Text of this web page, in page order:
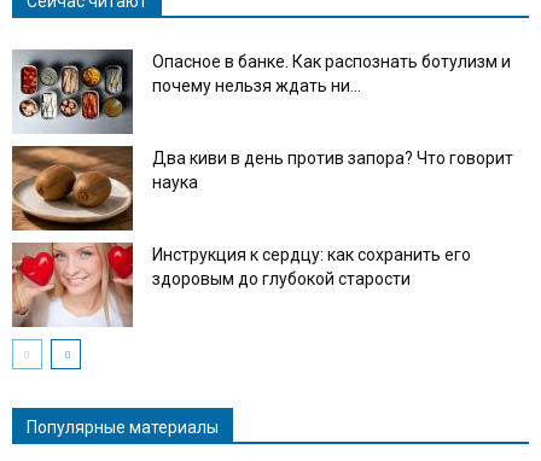
Опасное в банке. Как распознать ботулизм и
почему нельзя ждать ни...
Два киви в день против запора? Что говорит
наука
Инструкция к сердцу: как сохранить его
здоровым до глубокой старости
Популярные материалы